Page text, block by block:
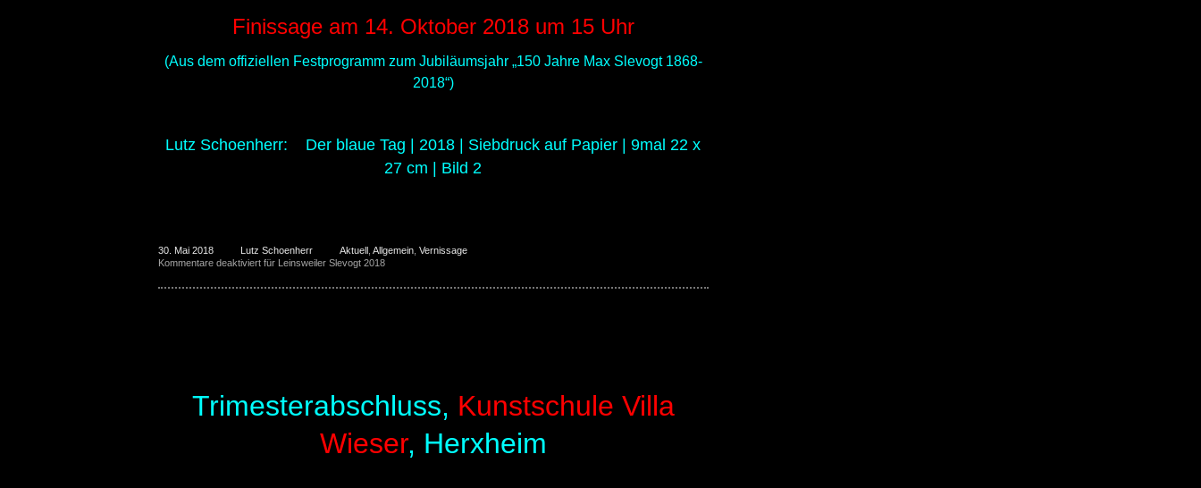
Finissage am 14. Oktober 2018 um 15 Uhr
(Aus dem offiziellen Festprogramm zum Jubiläumsjahr „150 Jahre Max Slevogt 1868-
2018“)
Lutz Schoenherr: Der blaue Tag | 2018 | Siebdruck auf Papier | 9mal 22 x
27 cm | Bild 2
30. Mai 2018 Lutz Schoenherr Aktuell Allgemein Vernissage
Kommentare deaktiviert für Leinsweiler Slevogt 2018
Trimesterabschluss, Kunstschule Villa
Wieser, Herxheim